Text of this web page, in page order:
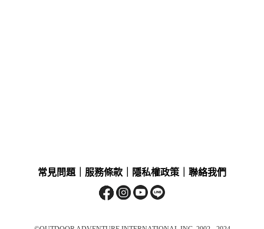
常見問題 服務條款 隱私權政策 聯絡我們